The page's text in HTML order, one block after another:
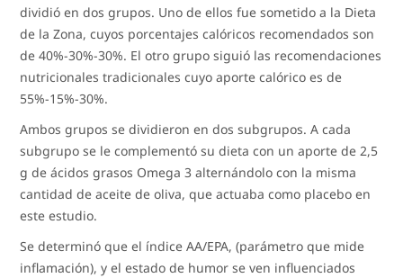
dividió en dos grupos. Uno de ellos fue sometido a la Dieta
de la Zona, cuyos porcentajes calóricos recomendados son
de 40%-30%-30%. El otro grupo siguió las recomendaciones
nutricionales tradicionales cuyo aporte calórico es de
55%-15%-30%.
Ambos grupos se dividieron en dos subgrupos. A cada
subgrupo se le complementó su dieta con un aporte de 2,5
g de ácidos grasos Omega 3 alternándolo con la misma
cantidad de aceite de oliva, que actuaba como placebo en
este estudio.
Se determinó que el índice AA/EPA, (parámetro que mide
inflamación), y el estado de humor se ven influenciados